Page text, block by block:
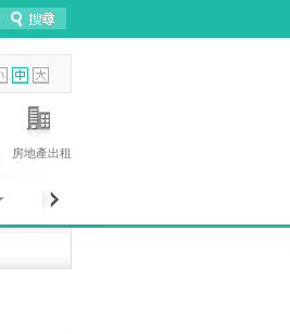
房地產出租